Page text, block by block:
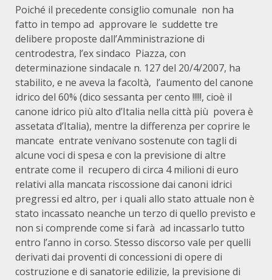
Poiché il precedente consiglio comunale non ha
fatto in tempo ad approvare le suddette tre
delibere proposte dall’Amministrazione di
centrodestra, l’ex sindaco Piazza, con
determinazione sindacale n. 127 del 20/4/2007, ha
stabilito, e ne aveva la facoltà, l’aumento del canone
idrico del 60% (dico sessanta per cento !!!!!, cioè il
canone idrico più alto d’Italia nella città più povera è
assetata d’Italia), mentre la differenza per coprire le
mancate entrate venivano sostenute con tagli di
alcune voci di spesa e con la previsione di altre
entrate come il recupero di circa 4 milioni di euro
relativi alla mancata riscossione dai canoni idrici
pregressi ed altro, per i quali allo stato attuale non è
stato incassato neanche un terzo di quello previsto e
non si comprende come si farà ad incassarlo tutto
entro l’anno in corso. Stesso discorso vale per quelli
derivati dai proventi di concessioni di opere di
costruzione e di sanatorie edilizie, la previsione di